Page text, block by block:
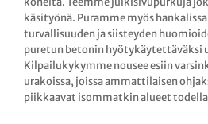
käsityönä. Puramme myös
turvallisuuden ja siisteyden
puretun betonin hyötykäytettäväksi
Kilpailukykymme nousee esiin
urakoissa, joissa ammattilaisen
piikkaavat isommatkin alueet